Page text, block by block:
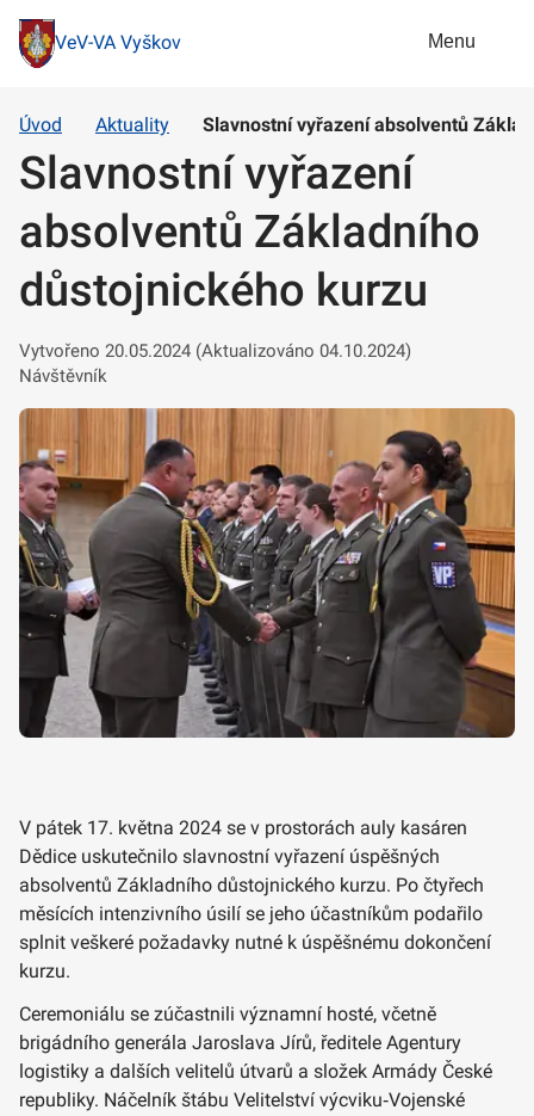
VeV-VA Vyškov Menu
Úvod Aktuality Slavnostní vyřazení absolventů
Slavnostní vyřazení
absolventů Základního
důstojnického kurzu
Vytvořeno 20.05.2024 (Aktualizováno 04.10.2024)
Návštěvník
V pátek 17. května 2024 se v prostorách auly kasáren
Dědice uskutečnilo slavnostní vyřazení úspěšných
absolventů Základního důstojnického kurzu. Po čtyřech
měsících intenzivního úsilí se jeho účastníkům podařilo
splnit veškeré požadavky nutné k úspěšnému dokončení
kurzu.
Ceremoniálu se zúčastnili významní hosté, včetně
brigádního generála Jaroslava Jírů, ředitele Agentury
logistiky a dalších velitelů útvarů a složek Armády České
republiky. Náčelník štábu Velitelství výcviku‑Vojenské